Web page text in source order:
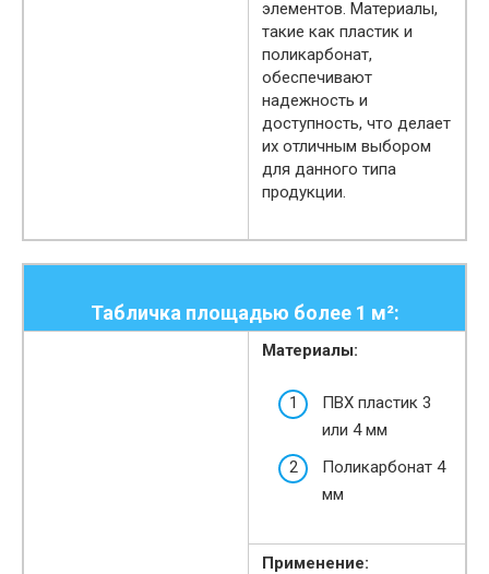
элементов. Материалы,
такие как пластик и
поликарбонат,
обеспечивают
надежность и
доступность, что делает
их отличным выбором
для данного типа
продукции.
Табличка площадью более 1 м²:
Материалы:
ПВХ пластик 3
или 4 мм
Поликарбонат 4
мм
Применение: